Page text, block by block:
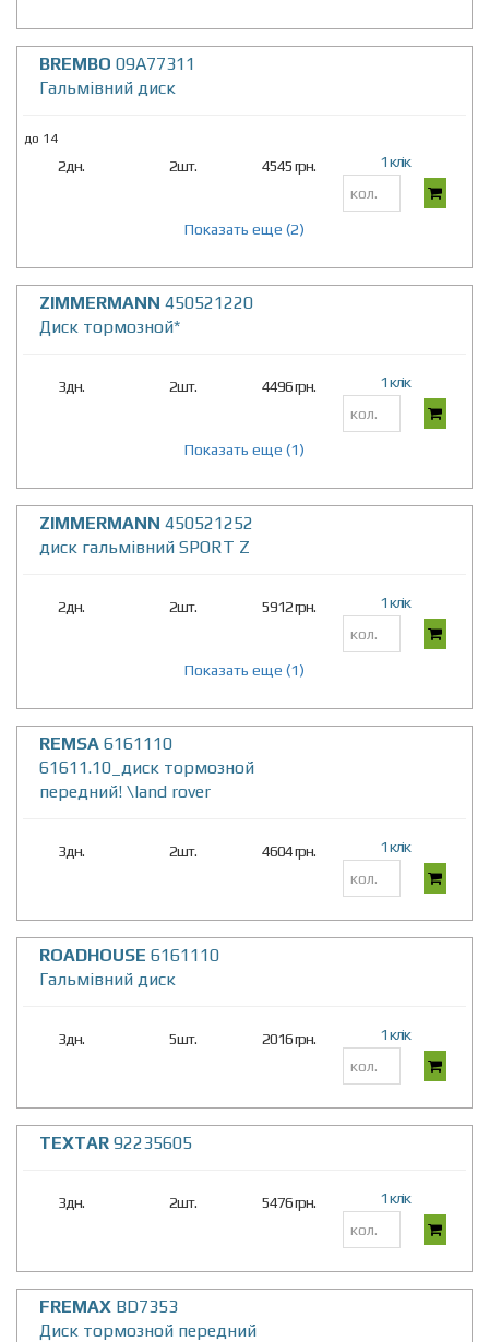
BREMBO 09A77311
Гальмівний диск
до 14
2дн. 2шт. 4545 грн. 1 клік
Показать еще (2)
ZIMMERMANN 450521220
Диск тормозной*
3дн. 2шт. 4496 грн. 1 клік
Показать еще (1)
ZIMMERMANN 450521252
диск гальмівний SPORT Z
2дн. 2шт. 5912 грн. 1 клік
Показать еще (1)
REMSA 6161110
61611.10_диск тормозной
передний! \land rover
3дн. 2шт. 4604 грн. 1 клік
ROADHOUSE 6161110
Гальмівний диск
3дн. 5шт. 2016 грн. 1 клік
TEXTAR 92235605
3дн. 2шт. 5476 грн. 1 клік
FREMAX BD7353
Диск тормозной передний